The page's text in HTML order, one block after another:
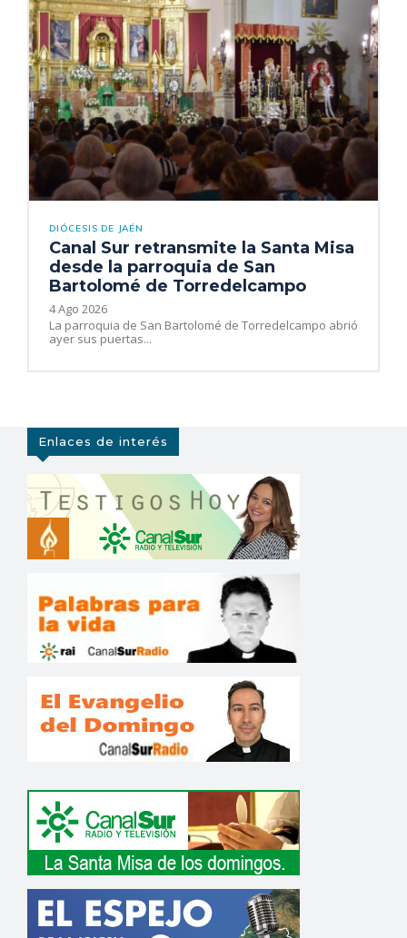
DIÓCESIS DE JAÉN
Canal Sur retransmite la Santa Misa
desde la parroquia de San
Bartolomé de Torredelcampo
4 Ago 2026
La parroquia de San Bartolomé de Torredelcampo abrió
ayer sus puertas...
Enlaces de interés